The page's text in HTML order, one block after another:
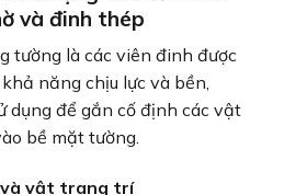
và đinh thép
tường là các viên đinh được
năng chịu lực và bền,
dụng để gắn cố định các vật
bề mặt tường.
và vật trang trí